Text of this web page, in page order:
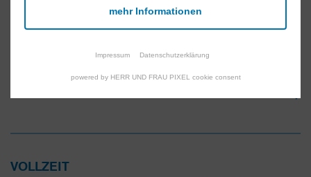
Mitarbeiter (m/w/d) für den
Servicebereich
einer internistischen Station
VOLLZEIT
mehr Informationen
Impressum Datenschutzerklärung
powered by HERR UND FRAU PIXEL cookie consent